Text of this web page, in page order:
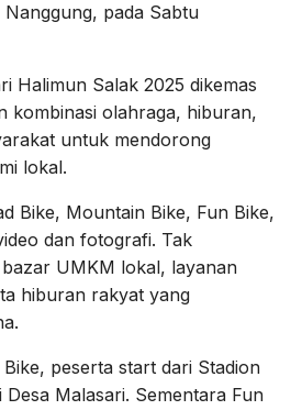
pada Sabtu
Halimun Salak 2025 dikemas
kombinasi olahraga, hiburan,
untuk mendorong
lokal.
Bike, Mountain Bike, Fun Bike,
dan fotografi. Tak
UMKM lokal, layanan
hiburan rakyat yang
peserta start dari Stadion
Desa Malasari. Sementara Fun